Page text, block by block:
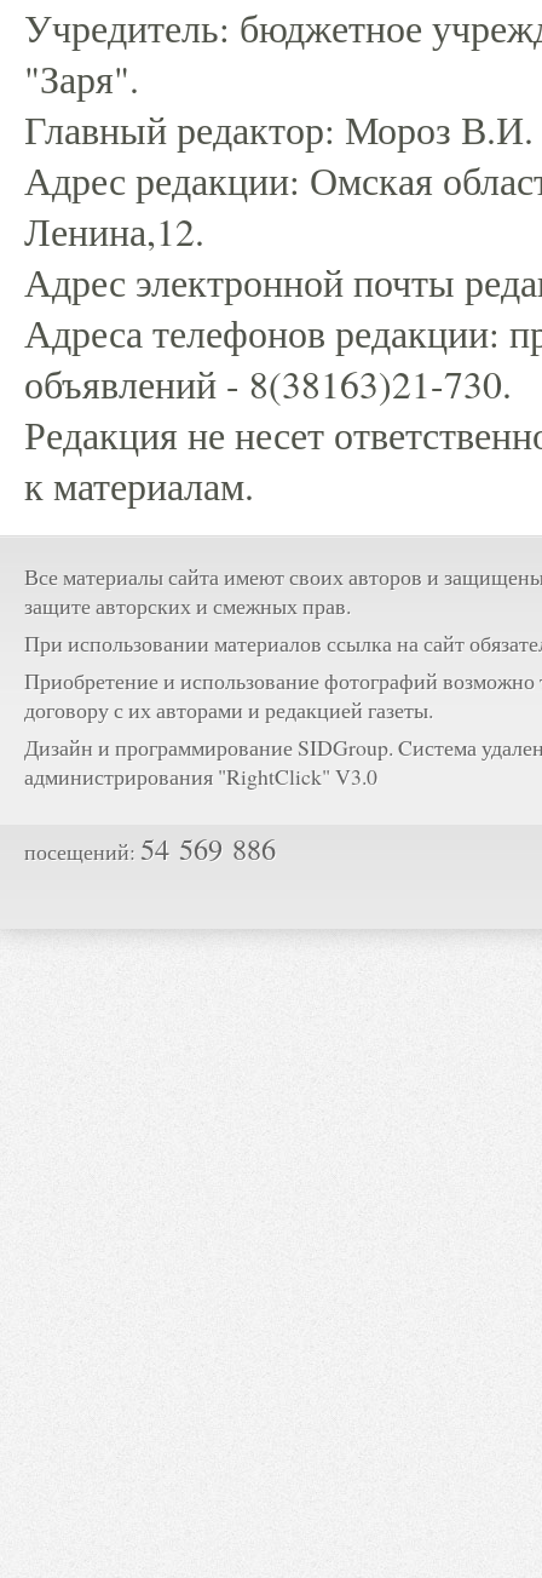
Учредитель: бюджетное
"Заря".
Главный редактор: Мороз В.И.
Адрес редакции: Омская
Ленина,12.
Адрес электронной почты
Адреса телефонов редакции:
объявлений - 8(38163)21-730.
Редакция не несет
к материалам.
Все материалы сайта имеют своих авторов и
защите авторских и смежных прав.
При использовании материалов ссылка на сайт
Приобретение и использование фотографий возможно
договору с их авторами и редакцией газеты.
Дизайн и программирование SIDGroup. Cистема
администрирования "RightClick" V3.0
посещений: 54 569 886